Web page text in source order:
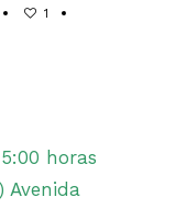
1
horas
Avenida